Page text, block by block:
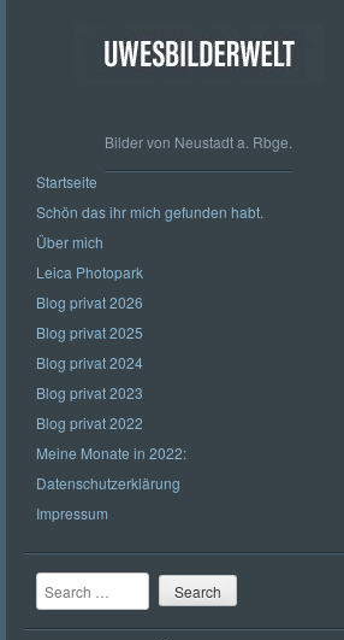
Bilder von Neustadt a. Rbge.
Startseite
Schön das ihr mich gefunden habt.
Über mich
Leica Photopark
Blog privat 2026
Blog privat 2025
Blog privat 2024
Blog privat 2023
Blog privat 2022
Meine Monate in 2022:
Datenschutzerklärung
Impressum
Search